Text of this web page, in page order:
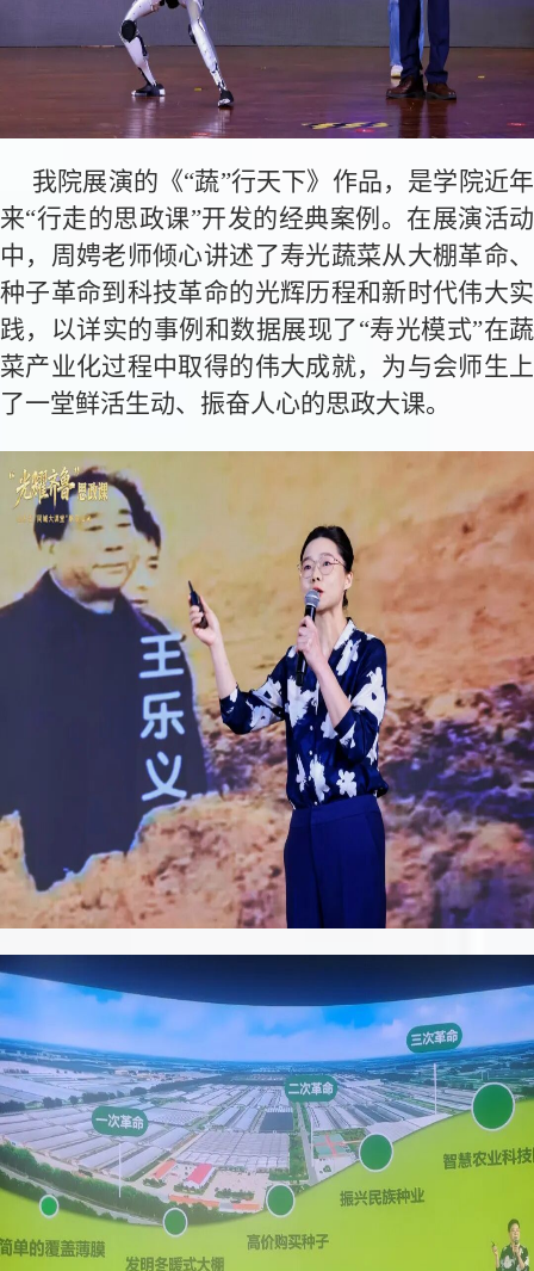
我院展演的《“蔬”行天下》作品，是学院近年
来“行走的思政课”开发的经典案例。在展演活动
中，周娉老师倾心讲述了寿光蔬菜从大棚革命、
种子革命到科技革命的光辉历程和新时代伟大实
践，以详实的事例和数据展现了“寿光模式”在蔬
菜产业化过程中取得的伟大成就，为与会师生上
了一堂鲜活生动、振奋人心的思政大课。